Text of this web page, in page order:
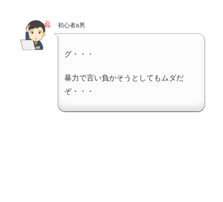
初心者a男
グ・・・
暴力で言い負かそうとしてもムダだ
ぞ・・・